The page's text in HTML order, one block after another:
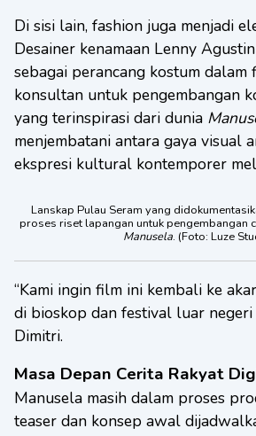
Di sisi lain, fashion juga menjadi
Desainer kenamaan Lenny
sebagai perancang kostum dalam
konsultan untuk pengembangan
yang terinspirasi dari dunia
menjembatani antara gaya visual
ekspresi kultural kontemporer
Lanskap Pulau Seram yang
proses riset lapangan untuk pengembangan
Manusela. (Foto: Luze
“Kami ingin film ini kembali ke
di bioskop dan festival luar negeri
Dimitri.
Masa Depan Cerita Rakyat
Manusela masih dalam proses
teaser dan konsep awal